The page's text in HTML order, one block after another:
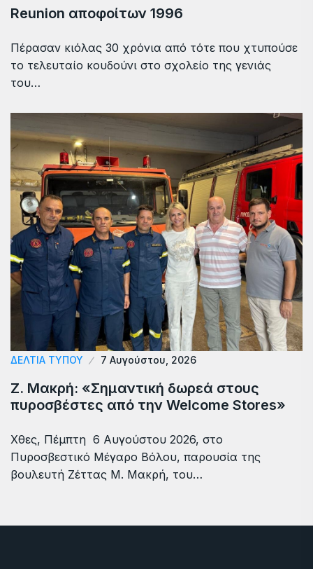
Reunion αποφοίτων 1996
Πέρασαν κιόλας 30 χρόνια από τότε που χτυπούσε
το τελευταίο κουδούνι στο σχολείο της γενιάς
του…
ΔΕΛΤΙΑ ΤΥΠΟΥ 7 Αυγούστου, 2026
Ζ. Μακρή: «Σημαντική δωρεά στους
πυροσβέστες από την Welcome Stores»
Χθες, Πέμπτη 6 Αυγούστου 2026, στο
Πυροσβεστικό Μέγαρο Βόλου, παρουσία της
βουλευτή Ζέττας Μ. Μακρή, του…